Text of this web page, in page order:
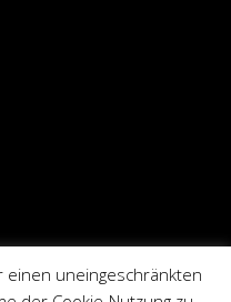
Impressum
einen uneingeschränkten